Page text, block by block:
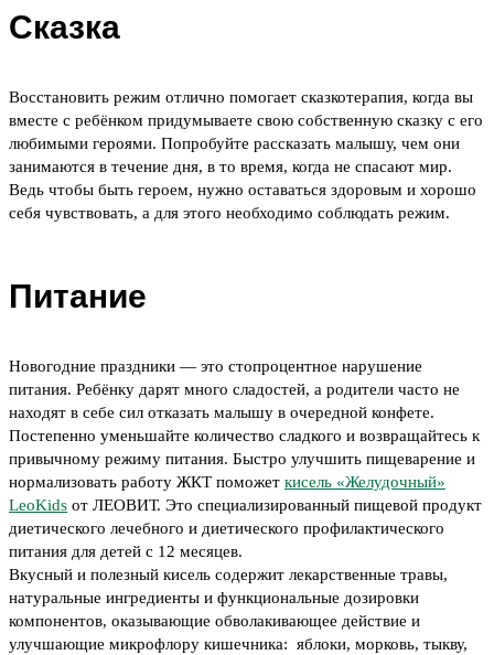
Сказка
Восстановить режим отлично помогает сказкотерапия, когда вы
вместе с ребёнком придумываете свою собственную сказку с его
любимыми героями. Попробуйте рассказать малышу, чем они
занимаются в течение дня, в то время, когда не спасают мир.
Ведь чтобы быть героем, нужно оставаться здоровым и хорошо
себя чувствовать, а для этого необходимо соблюдать режим.
Питание
Новогодние праздники — это стопроцентное нарушение
питания. Ребёнку дарят много сладостей, а родители часто не
находят в себе сил отказать малышу в очередной конфете.
Постепенно уменьшайте количество сладкого и возвращайтесь к
привычному режиму питания. Быстро улучшить пищеварение и
нормализовать работу ЖКТ поможет кисель «Желудочный»
LeoKids от ЛЕОВИТ. Это специализированный пищевой продукт
диетического лечебного и диетического профилактического
питания для детей с 12 месяцев.
Вкусный и полезный кисель содержит лекарственные травы,
натуральные ингредиенты и функциональные дозировки
компонентов, оказывающие обволакивающее действие и
улучшающие микрофлору кишечника: яблоки, морковь, тыкву,